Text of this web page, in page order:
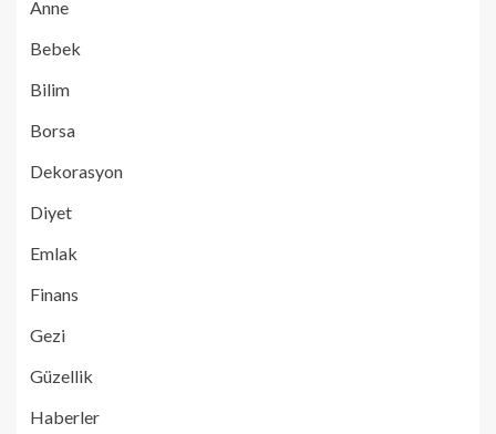
Anne
Bebek
Bilim
Borsa
Dekorasyon
Diyet
Emlak
Finans
Gezi
Güzellik
Haberler